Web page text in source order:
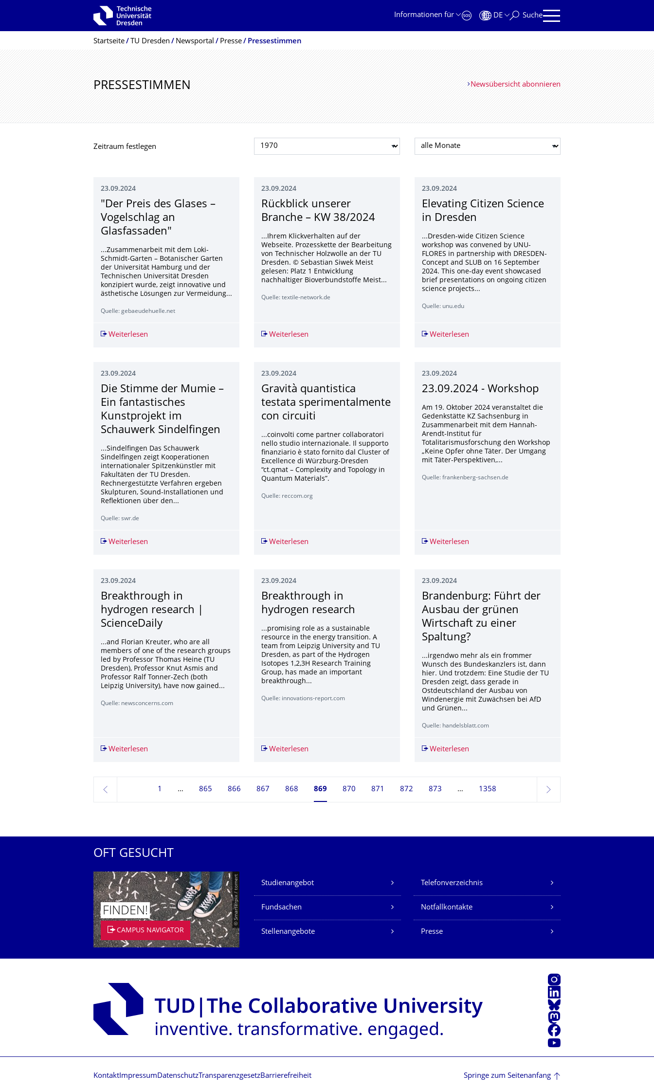
Zur Hauptnavigation springen
Informationen für
DE Suche
Breadcrumb-Menü
Startseite TU Dresden Newsportal Presse Pressestimmen
PRESSESTIMMEN Newsübersicht abonnieren
Zeitraum festlegen Jahr auswählen Monat auswählen
23.09.2024
"Der Preis des Glases –
Vogelschlag an
Glasfassaden"
...Zusammenarbeit mit dem Loki-
Schmidt-Garten – Botanischer Garten
der Universität Hamburg und der
Technischen Universität Dresden
konzipiert wurde, zeigt innovative und
ästhetische Lösungen zur Vermeidung...
Quelle: gebaeudehuelle.net
Weiterlesen "Der Preis des Glases – Vogelschlag an Glasfassaden"
23.09.2024
Rückblick unserer
Branche – KW 38/2024
...Ihrem Klickverhalten auf der
Webseite. Prozesskette der Bearbeitung
von Technischer Holzwolle an der TU
Dresden. © Sebastian Siwek Meist
gelesen: Platz 1 Entwicklung
nachhaltiger Bioverbundstoffe Meist...
Quelle: textile-network.de
Weiterlesen Rückblick unserer Branche – KW 38/2024
23.09.2024
Elevating Citizen Science
in Dresden
...Dresden-wide Citizen Science
workshop was convened by UNU-
FLORES in partnership with DRESDEN-
Concept and SLUB on 16 September
2024. This one-day event showcased
brief presentations on ongoing citizen
science projects...
Quelle: unu.edu
Weiterlesen
23.09.2024
Die Stimme der Mumie –
Ein fantastisches
Kunstprojekt im
Schauwerk Sindelfingen
...Sindelfingen Das Schauwerk
Sindelfingen zeigt Kooperationen
internationaler Spitzenkünstler mit
Fakultäten der TU Dresden.
Rechnergestützte Verfahren ergeben
Skulpturen, Sound-Installationen und
Reflektionen über den...
Quelle: swr.de
Weiterlesen Die Stimme der Mumie – Ein fantastisches Kunstprojekt im Schauwerk Sindelfingen
23.09.2024
Gravità quantistica
testata sperimentalmente
con circuiti
...coinvolti come partner collaboratori
nello studio internazionale. Il supporto
finanziario è stato fornito dal Cluster of
Excellence di Würzburg-Dresden
“ct.qmat – Complexity and Topology in
Quantum Materials”.
Quelle: reccom.org
Weiterlesen Gravità quantistica testata sperimentalmente con circuiti
23.09.2024
23.09.2024 - Workshop
Am 19. Oktober 2024 veranstaltet die
Gedenkstätte KZ Sachsenburg in
Zusammenarbeit mit dem Hannah-
Arendt-Institut für
Totalitarismusforschung den Workshop
„Keine Opfer ohne Täter. Der Umgang
mit Täter-Perspektiven,...
Quelle: frankenberg-sachsen.de
Weiterlesen
23.09.2024
Breakthrough in
hydrogen research |
ScienceDaily
...and Florian Kreuter, who are all
members of one of the research groups
led by Professor Thomas Heine (TU
Dresden), Professor Knut Asmis and
Professor Ralf Tonner-Zech (both
Leipzig University), have now gained...
Quelle: newsconcerns.com
Weiterlesen Breakthrough in hydrogen research | ScienceDaily
23.09.2024
Breakthrough in
hydrogen research
...promising role as a sustainable
resource in the energy transition. A
team from Leipzig University and TU
Dresden, as part of the Hydrogen
Isotopes 1,2,3H Research Training
Group, has made an important
breakthrough...
Quelle: innovations-report.com
Weiterlesen Breakthrough in hydrogen research
23.09.2024
Brandenburg: Führt der
Ausbau der grünen
Wirtschaft zu einer
Spaltung?
...irgendwo mehr als ein frommer
Wunsch des Bundeskanzlers ist, dann
hier. Und trotzdem: Eine Studie der TU
Dresden zeigt, dass gerade in
Ostdeutschland der Ausbau von
Windenergie mit Zuwächsen bei AfD
und Grünen...
Quelle: handelsblatt.com
Weiterlesen
zurück
1 865 866 867 868 Seite 869, aktuell ausgewählt
869 870 871 872 873 1358
weiter
OFT GESUCHT
© Smarterpix / tomert
FINDEN!
CAMPUS NAVIGATOR
Unsere Dienste
Studienangebot Telefonverzeichnis
Fundsachen Notfallkontakte
Stellenangebote Presse
Instagram
LinkedIn
Bluesky
Mastodon
Facebook
Youtube
KontaktImpressumDatenschutz TransparenzgesetzBarrierefreiheit Springe zum Seitenanfang